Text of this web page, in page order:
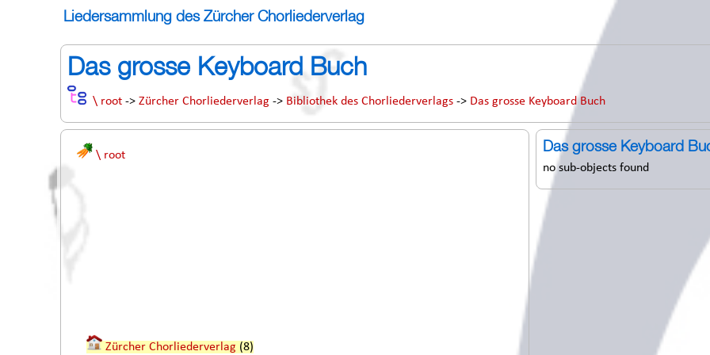
Liedersammlung des Zürcher Chorliederverlag
Das grosse Keyboard Buch
\ root -> Zürcher Chorliederverlag -> Bibliothek des Chorliederverlags -> Das grosse Keyboard Buch
\ root
Zürcher Chorliederverlag (8)
Das grosse Keyboard
no sub-objects found